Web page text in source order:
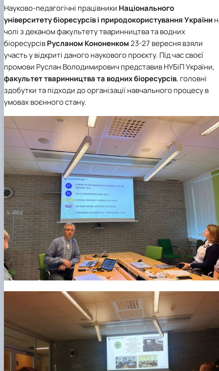
Науково-педагогічні працівники Національного
університету біоресурсів і природокористування України
чолі з деканом факультету тваринництва та водних
біоресурсівРусланом Кононенком23-27 вересня взяли
участь у відкриті даного наукового проєкту. Під час своєї
промови Руслан Володимирович представив НУБіП України,
факультет тваринництва та водних біоресурсів, головні
здобутки та підходи до організації навчального процесу в
умовах воєнного стану.